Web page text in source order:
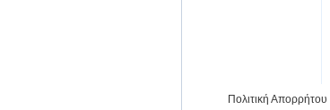
Πολιτική Απορρήτου